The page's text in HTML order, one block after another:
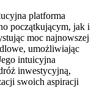
platforma
początkującym, jak i
moc najnowszej
umożliwiając
intuicyjna
inwestycyjną,
swoich aspiracji